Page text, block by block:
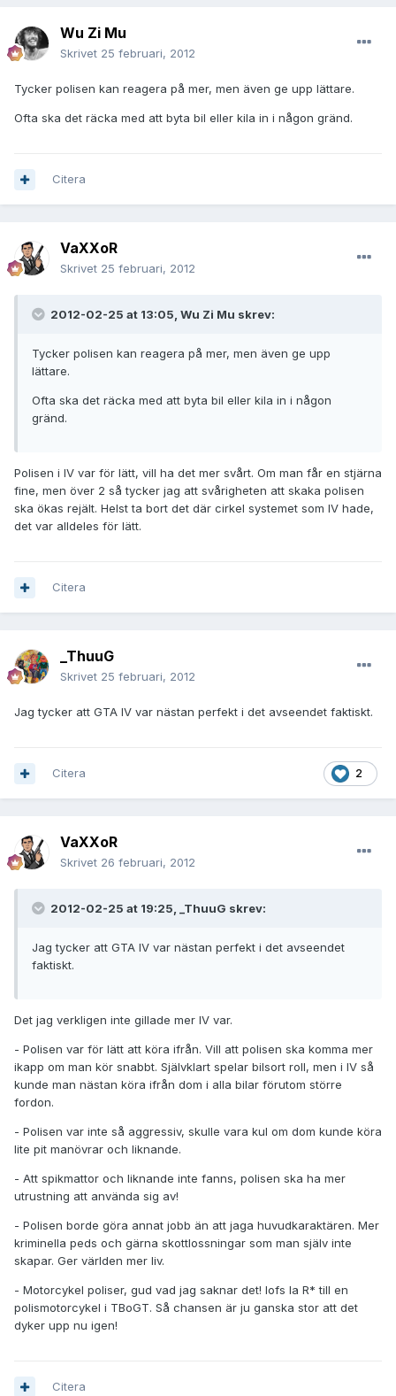
Wu Zi Mu
Skrivet 25 februari, 2012
Tycker polisen kan reagera på mer, men även ge upp lättare.
Ofta ska det räcka med att byta bil eller kila in i någon gränd.
Citera
VaXXoR
Skrivet 25 februari, 2012
2012-02-25 at 13:05, Wu Zi Mu skrev:
Tycker polisen kan reagera på mer, men även ge upp
lättare.
Ofta ska det räcka med att byta bil eller kila in i någon
gränd.
Polisen i IV var för lätt, vill ha det mer svårt. Om man får en stjärna
fine, men över 2 så tycker jag att svårigheten att skaka polisen
ska ökas rejält. Helst ta bort det där cirkel systemet som IV hade,
det var alldeles för lätt.
Citera
_ThuuG
Skrivet 25 februari, 2012
Jag tycker att GTA IV var nästan perfekt i det avseendet faktiskt.
2
Citera
VaXXoR
Skrivet 26 februari, 2012
2012-02-25 at 19:25, _ThuuG skrev:
Jag tycker att GTA IV var nästan perfekt i det avseendet
faktiskt.
Det jag verkligen inte gillade mer IV var.
- Polisen var för lätt att köra ifrån. Vill att polisen ska komma mer
ikapp om man kör snabbt. Självklart spelar bilsort roll, men i IV så
kunde man nästan köra ifrån dom i alla bilar förutom större
fordon.
- Polisen var inte så aggressiv, skulle vara kul om dom kunde köra
lite pit manövrar och liknande.
- Att spikmattor och liknande inte fanns, polisen ska ha mer
utrustning att använda sig av!
- Polisen borde göra annat jobb än att jaga huvudkaraktären. Mer
kriminella peds och gärna skottlossningar som man själv inte
skapar. Ger världen mer liv.
- Motorcykel poliser, gud vad jag saknar det! Iofs la R* till en
polismotorcykel i TBoGT. Så chansen är ju ganska stor att det
dyker upp nu igen!
Citera